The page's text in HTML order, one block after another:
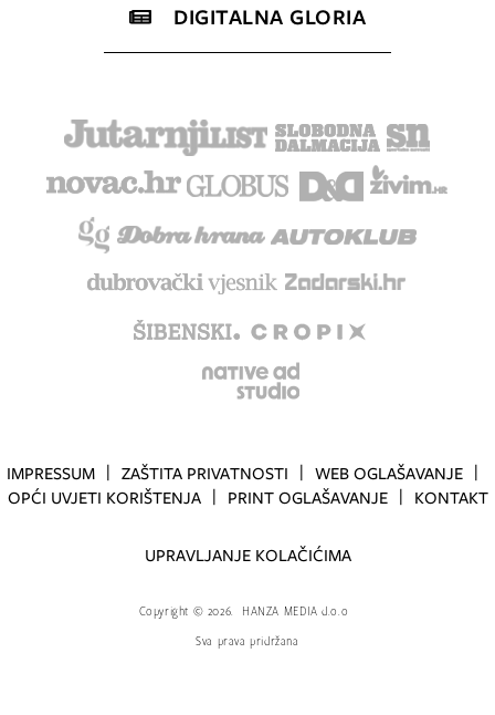
DIGITALNA GLORIA
IMPRESSUM ZAŠTITA PRIVATNOSTI
WEB OGLAŠAVANJE
OPĆI UVJETI KORIŠTENJA
PRINT OGLAŠAVANJE KONTAKT
UPRAVLJANJE KOLAČIĆIMA
Copyright © 2026.
HANZA MEDIA d.o.o
Sva prava pridržana